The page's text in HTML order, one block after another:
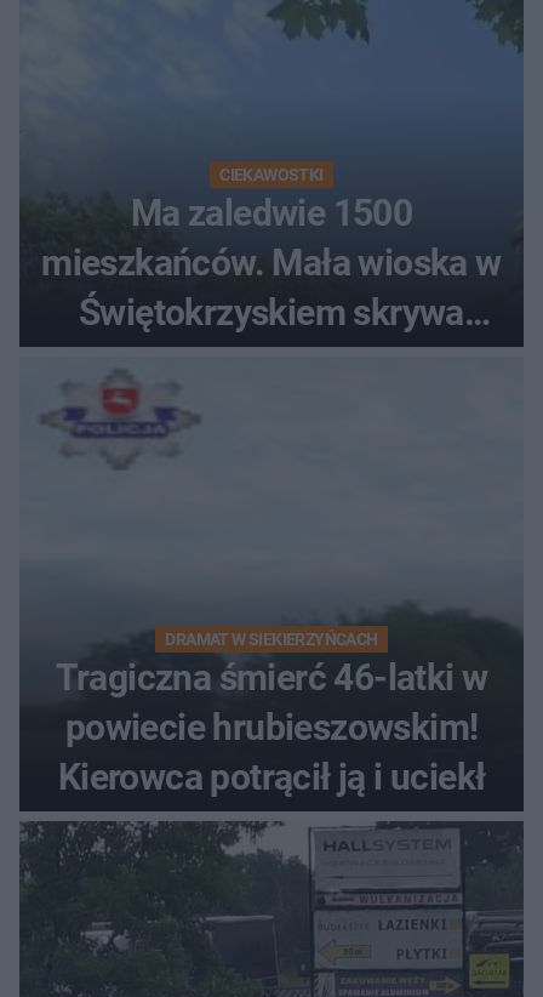
CIEKAWOSTKI
Ma zaledwie 1500
mieszkańców. Mała wioska w
Świętokrzyskiem skrywa
zabytki, bywał tu nawet król
DRAMAT W SIEKIERZYŃCACH
Tragiczna śmierć 46-latki w
powiecie hrubieszowskim!
Kierowca potrącił ją i uciekł